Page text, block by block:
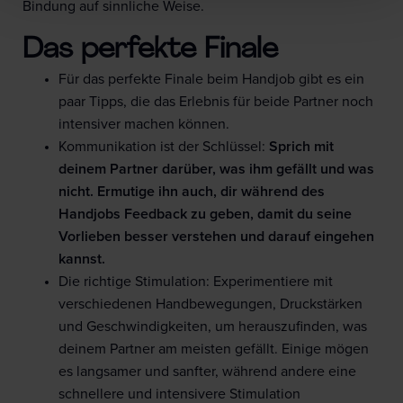
Bindung auf sinnliche Weise.
Das perfekte Finale
Für das perfekte Finale beim Handjob gibt es ein
paar Tipps, die das Erlebnis für beide Partner noch
intensiver machen können.
Kommunikation ist der Schlüssel: Sprich mit
deinem Partner darüber, was ihm gefällt und was
nicht. Ermutige ihn auch, dir während des
Handjobs Feedback zu geben, damit du seine
Vorlieben besser verstehen und darauf eingehen
kannst.
Die richtige Stimulation: Experimentiere mit
verschiedenen Handbewegungen, Druckstärken
und Geschwindigkeiten, um herauszufinden, was
deinem Partner am meisten gefällt. Einige mögen
es langsamer und sanfter, während andere eine
schnellere und intensivere Stimulation